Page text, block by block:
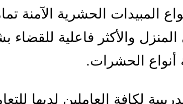
المبيدات الحشرية الآمنة
المنزل والأكثر فاعلية للقضاء
أنواع الحشرات.
لكافة العاملين لديها